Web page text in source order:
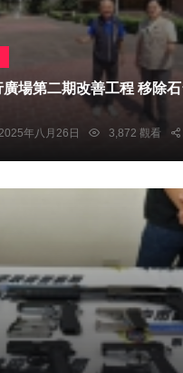
二期改善工程 移除石台花圃優
2025年八月26日 3,872 觀看